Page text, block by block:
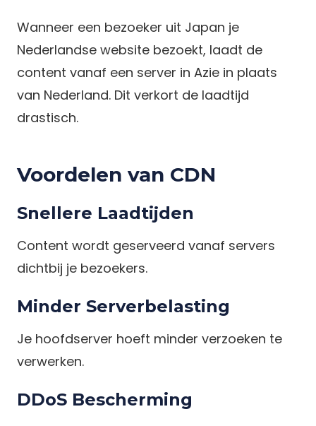
Wanneer een bezoeker uit Japan je
Nederlandse website bezoekt, laadt de
content vanaf een server in Azie in plaats
van Nederland. Dit verkort de laadtijd
drastisch.
Voordelen van CDN
Snellere Laadtijden
Content wordt geserveerd vanaf servers
dichtbij je bezoekers.
Minder Serverbelasting
Je hoofdserver hoeft minder verzoeken te
verwerken.
DDoS Bescherming